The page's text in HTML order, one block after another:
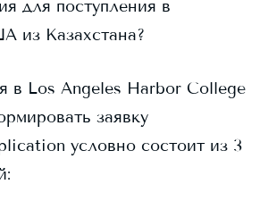
для поступления в
из Казахстана?
в Los Angeles Harbor College
заявку
условно состоит из 3